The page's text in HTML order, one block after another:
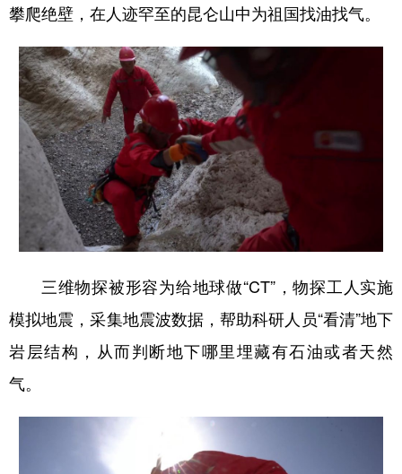
攀爬绝壁，在人迹罕至的昆仑山中为祖国找油找气。
三维物探被形容为给地球做“CT”，物探工人实施
模拟地震，采集地震波数据，帮助科研人员“看清”地下
岩层结构，从而判断地下哪里埋藏有石油或者天然
气。